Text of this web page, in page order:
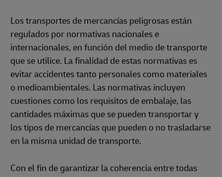
Los transportes de mercancías peligrosas están
regulados por normativas nacionales e
internacionales, en función del medio de transporte
que se utilice. La finalidad de estas normativas es
evitar accidentes tanto personales como materiales
o medioambientales. Las normativas incluyen
cuestiones como los requisitos de embalaje, las
cantidades máximas que se pueden transportar y
los tipos de mercancías que pueden o no trasladarse
en la misma unidad de transporte.
Con el fin de garantizar la coherencia entre todas